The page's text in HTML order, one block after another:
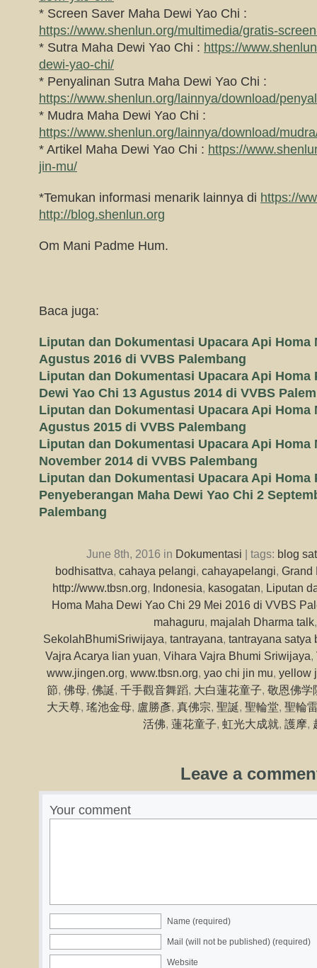
* Screen Saver Maha Dewi Yao Chi :
https://www.shenlun.org/multimedia/gratis-
* Sutra Maha Dewi Yao Chi : https://
dewi-yao-chi/
* Penyalinan Sutra Maha Dewi Yao Chi :
https://www.shenlun.org/lainnya/download/
* Mudra Maha Dewi Yao Chi :
https://www.shenlun.org/lainnya/download/
* Artikel Maha Dewi Yao Chi : https://
jin-mu/
*Temukan informasi menarik lainnya di https://
http://blog.shenlun.org
Om Mani Padme Hum.
Baca juga:
Liputan dan Dokumentasi Upacara Api Homa
Agustus 2016 di VVBS Palembang
Liputan dan Dokumentasi Upacara Api Homa
Dewi Yao Chi 13 Agustus 2014 di VVBS
Liputan dan Dokumentasi Upacara Api Homa
Agustus 2015 di VVBS Palembang
Liputan dan Dokumentasi Upacara Api Homa
November 2014 di VVBS Palembang
Liputan dan Dokumentasi Upacara Api Homa
Penyeberangan Maha Dewi Yao Chi 2
Palembang
June 8th, 2016 in Dokumentasi | tags: blog
bodhisattva, cahaya pelangi, cahayapelangi, Grand
http://www.tbsn.org, Indonesia, kasogatan, Liputan
Homa Maha Dewi Yao Chi 29 Mei 2016 di VVBS
mahaguru, majalah Dharma talk
SekolahBhumiSriwijaya, tantrayana, tantrayana satya
Vajra Acarya lian yuan, Vihara Vajra Bhumi Sriwijaya,
www.jingen.org, www.tbsn.org, yao chi jin mu, yellow
節, 佛母, 佛誕, 千手觀音舞蹈, 大白蓮花童子, 敬恩佛学
大天尊, 瑤池金母, 盧勝彥, 真佛宗, 聖誕, 聖輪堂, 聖輪
活佛, 蓮花童子, 虹光大成就, 護摩,
Leave a
Your comment
Name (required)
Mail (will not be published) (required)
Website